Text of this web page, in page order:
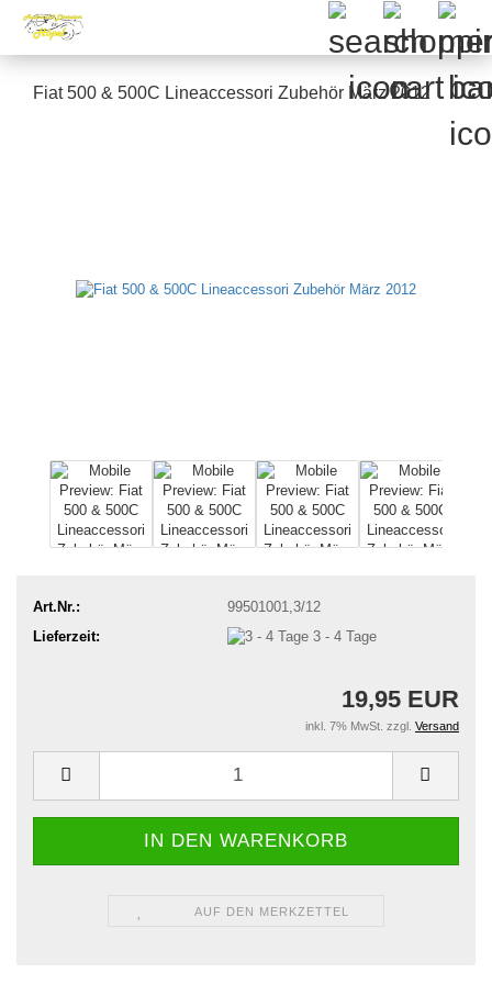
Fiat 500 & 500C Lineaccessori Zubehör März 2012
Art.Nr.:
99501001,3/12
Lieferzeit:
3 - 4 Tage
19,95 EUR
inkl. 7% MwSt. zzgl. Versand
AUF DEN MERKZETTEL